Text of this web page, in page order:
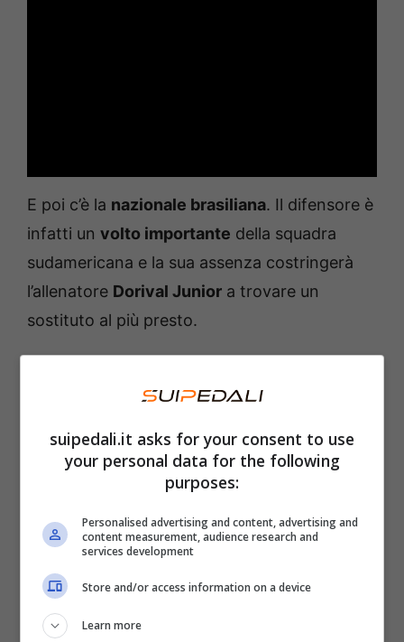
E poi c’è la nazionale brasiliana. Il difensore è
infatti un volto importante della squadra
sudamericana e la sua assenza costringerà
l’allenatore Dorival Junior a trovare un
sostituto al più presto.
sostituto: ecco chi prenderà il
posto di Gleison Bremer
Il tecnico brasiliano sembra avere già le idee
piuttosto chiare. Le trattative stanno avendo
luogo proprio in queste ore, con Dorival
Junior
giovani difensori più interessanti del
momento.
suipedali.it asks for your consent to use
your personal data for the following
purposes:
Personalised advertising and content, advertising and
content measurement, audience research and
services development
Store and/or access information on a device
Learn more